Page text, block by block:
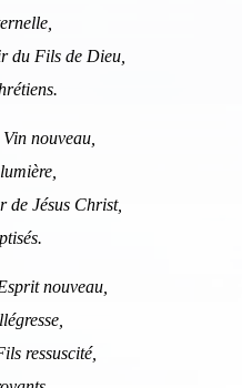
du Fils de Dieu,
nouveau,
Jésus Christ,
nouveau,
ressuscité,